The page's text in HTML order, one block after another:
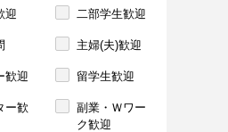
迎 二部学生歓迎
主婦(夫)歓迎
歓迎 留学生歓迎
ー歓
副業・Ｗワー
ク歓迎